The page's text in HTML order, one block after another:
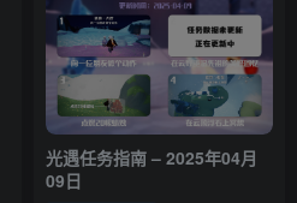
光遇任务指南 – 2025年04月
09日